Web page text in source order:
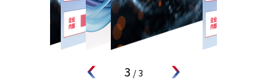
3 / 3